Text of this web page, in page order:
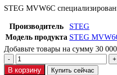
STEG MVW6C
Производитель
STEG
Модель продукта STEG
Добавьте товары на сумму 30 000
В корзину Купить сейчас